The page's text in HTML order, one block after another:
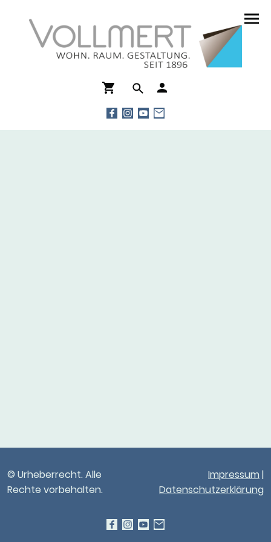
© Urheberrecht. Alle
Rechte vorbehalten.
Impressum |
Datenschutzerklärung